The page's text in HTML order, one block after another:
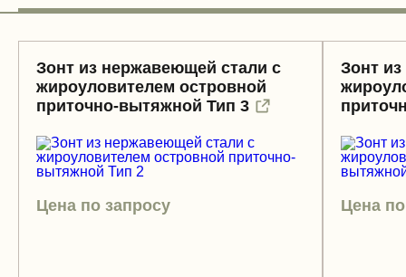
Зонт из нержавеющей стали с
жироуловителем островной
приточно-вытяжной Тип 3
Цена по запросу
Зонт
Цена